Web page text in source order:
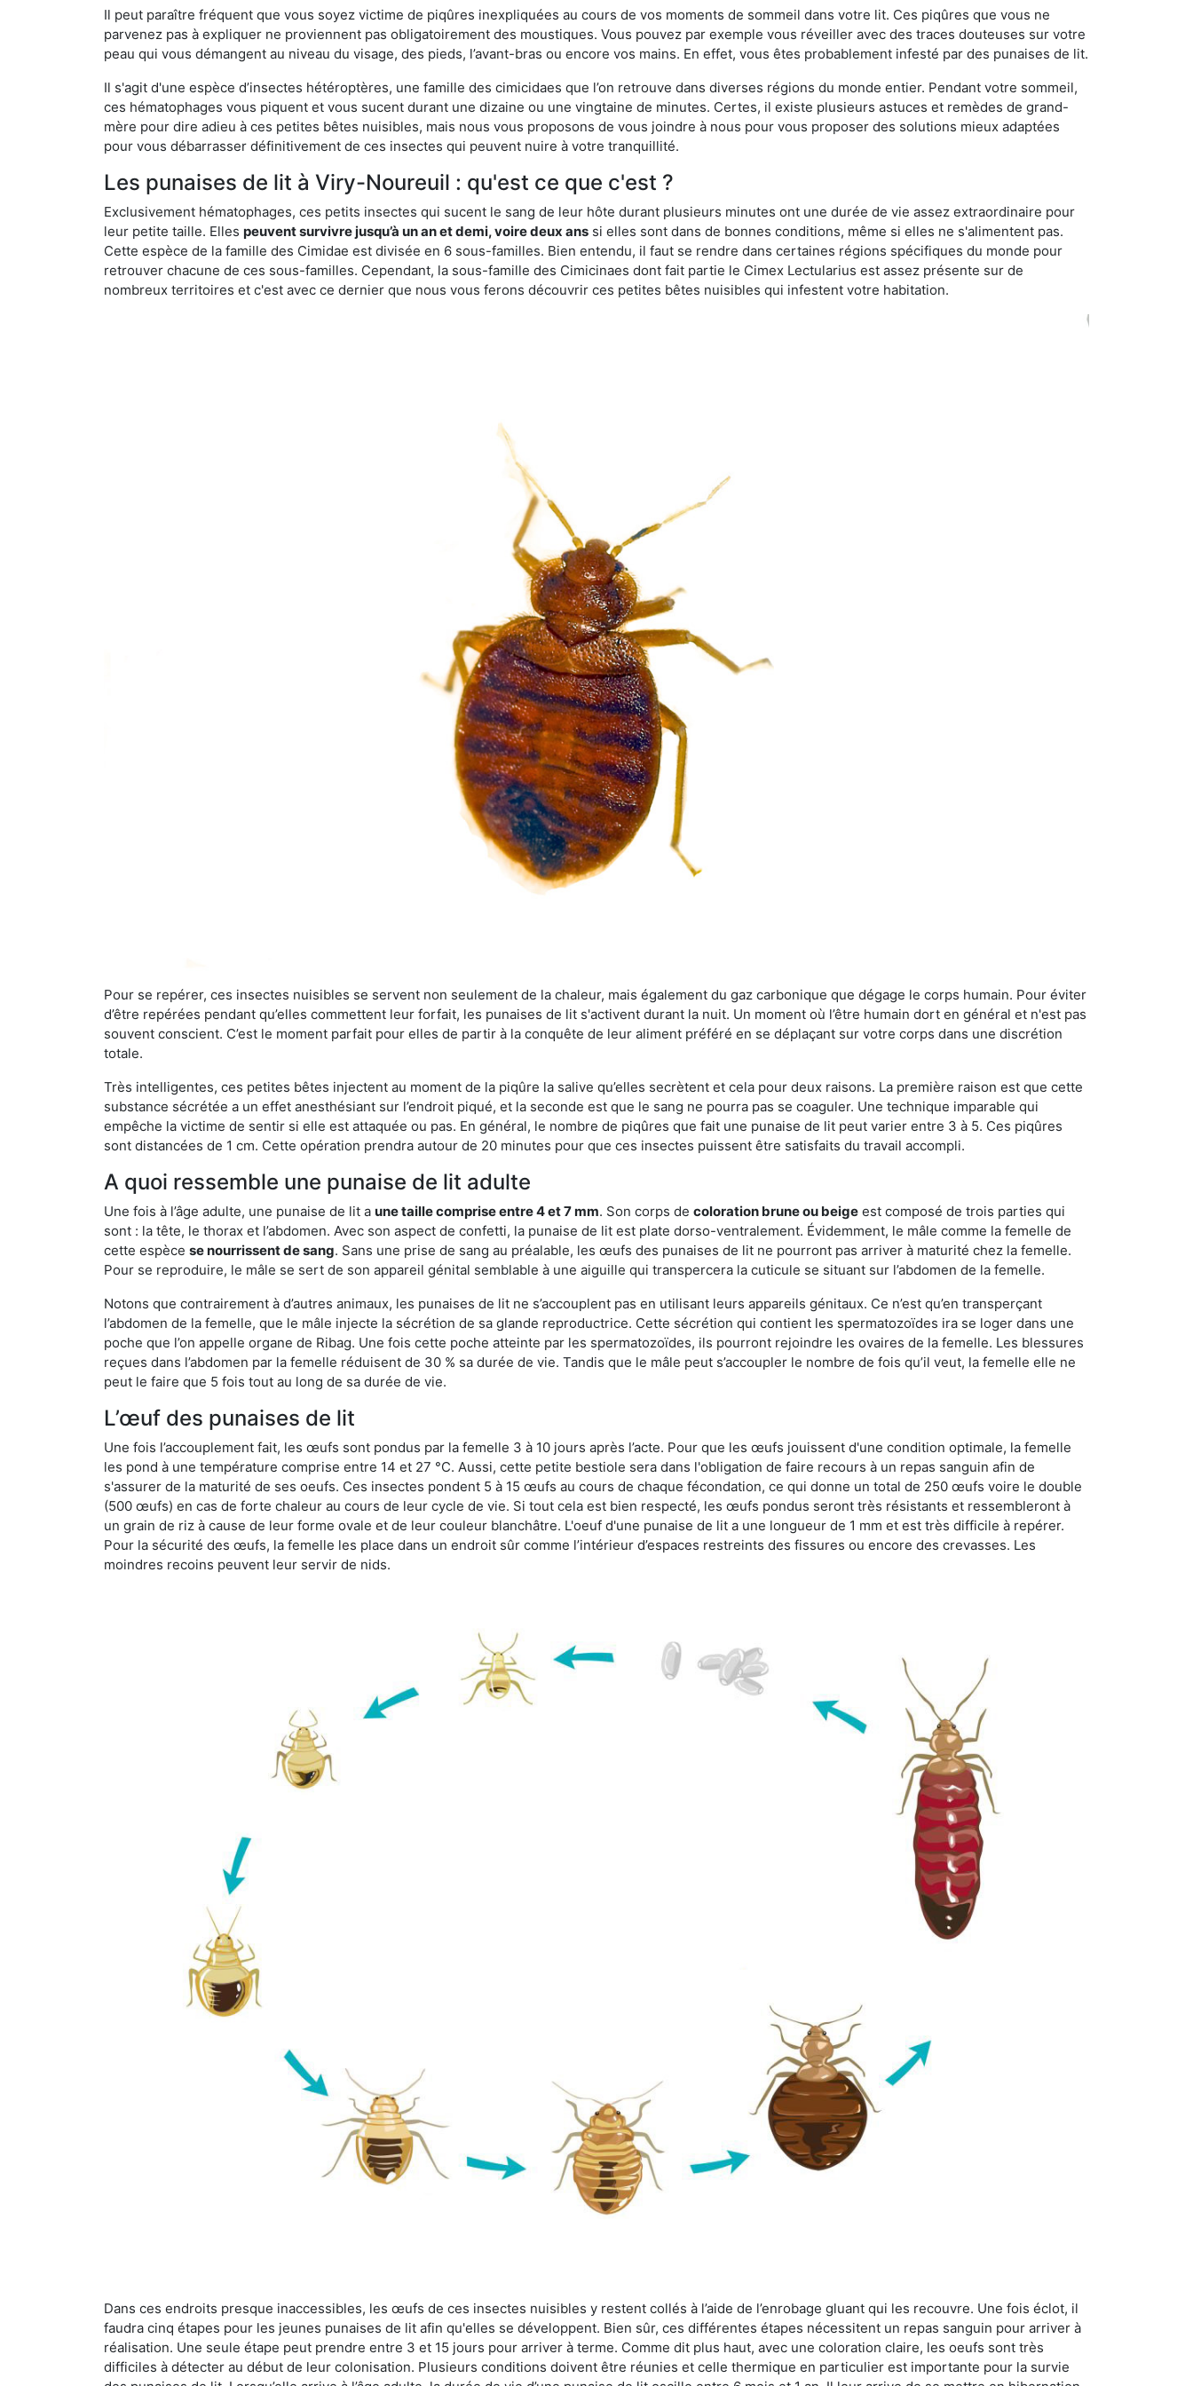
Il peut paraître fréquent que vous soyez victime de piqûres inexpliquées au cours de vos moments de sommeil dans votre lit. Ces piqûres que vous ne
parvenez pas à expliquer ne proviennent pas obligatoirement des moustiques. Vous pouvez par exemple vous réveiller avec des traces douteuses sur votre
peau qui vous démangent au niveau du visage, des pieds, l’avant-bras ou encore vos mains. En effet, vous êtes probablement infesté par des punaises de lit.
Il s'agit d'une espèce d’insectes hétéroptères, une famille des cimicidaes que l’on retrouve dans diverses régions du monde entier. Pendant votre sommeil,
ces hématophages vous piquent et vous sucent durant une dizaine ou une vingtaine de minutes. Certes, il existe plusieurs astuces et remèdes de grand-
mère pour dire adieu à ces petites bêtes nuisibles, mais nous vous proposons de vous joindre à nous pour vous proposer des solutions mieux adaptées
pour vous débarrasser définitivement de ces insectes qui peuvent nuire à votre tranquillité.
Les punaises de lit à Viry-Noureuil : qu'est ce que c'est ?
Exclusivement hématophages, ces petits insectes qui sucent le sang de leur hôte durant plusieurs minutes ont une durée de vie assez extraordinaire pour
leur petite taille. Elles peuvent survivre jusqu’à un an et demi, voire deux ans si elles sont dans de bonnes conditions, même si elles ne s'alimentent pas.
Cette espèce de la famille des Cimidae est divisée en 6 sous-familles. Bien entendu, il faut se rendre dans certaines régions spécifiques du monde pour
retrouver chacune de ces sous-familles. Cependant, la sous-famille des Cimicinaes dont fait partie le Cimex Lectularius est assez présente sur de
nombreux territoires et c'est avec ce dernier que nous vous ferons découvrir ces petites bêtes nuisibles qui infestent votre habitation.
Pour se repérer, ces insectes nuisibles se servent non seulement de la chaleur, mais également du gaz carbonique que dégage le corps humain. Pour éviter
d’être repérées pendant qu’elles commettent leur forfait, les punaises de lit s'activent durant la nuit. Un moment où l’être humain dort en général et n'est pas
souvent conscient. C’est le moment parfait pour elles de partir à la conquête de leur aliment préféré en se déplaçant sur votre corps dans une discrétion
totale.
Très intelligentes, ces petites bêtes injectent au moment de la piqûre la salive qu’elles secrètent et cela pour deux raisons. La première raison est que cette
substance sécrétée a un effet anesthésiant sur l’endroit piqué, et la seconde est que le sang ne pourra pas se coaguler. Une technique imparable qui
empêche la victime de sentir si elle est attaquée ou pas. En général, le nombre de piqûres que fait une punaise de lit peut varier entre 3 à 5. Ces piqûres
sont distancées de 1 cm. Cette opération prendra autour de 20 minutes pour que ces insectes puissent être satisfaits du travail accompli.
A quoi ressemble une punaise de lit adulte
Une fois à l’âge adulte, une punaise de lit a une taille comprise entre 4 et 7 mm. Son corps de coloration brune ou beige est composé de trois parties qui
sont : la tête, le thorax et l’abdomen. Avec son aspect de confetti, la punaise de lit est plate dorso-ventralement. Évidemment, le mâle comme la femelle de
cette espèce se nourrissent de sang. Sans une prise de sang au préalable, les œufs des punaises de lit ne pourront pas arriver à maturité chez la femelle.
Pour se reproduire, le mâle se sert de son appareil génital semblable à une aiguille qui transpercera la cuticule se situant sur l’abdomen de la femelle.
Notons que contrairement à d’autres animaux, les punaises de lit ne s’accouplent pas en utilisant leurs appareils génitaux. Ce n’est qu’en transperçant
l’abdomen de la femelle, que le mâle injecte la sécrétion de sa glande reproductrice. Cette sécrétion qui contient les spermatozoïdes ira se loger dans une
poche que l’on appelle organe de Ribag. Une fois cette poche atteinte par les spermatozoïdes, ils pourront rejoindre les ovaires de la femelle. Les blessures
reçues dans l’abdomen par la femelle réduisent de 30 % sa durée de vie. Tandis que le mâle peut s’accoupler le nombre de fois qu’il veut, la femelle elle ne
peut le faire que 5 fois tout au long de sa durée de vie.
L’œuf des punaises de lit
Une fois l’accouplement fait, les œufs sont pondus par la femelle 3 à 10 jours après l’acte. Pour que les œufs jouissent d'une condition optimale, la femelle
les pond à une température comprise entre 14 et 27 °C. Aussi, cette petite bestiole sera dans l'obligation de faire recours à un repas sanguin afin de
s'assurer de la maturité de ses oeufs. Ces insectes pondent 5 à 15 œufs au cours de chaque fécondation, ce qui donne un total de 250 œufs voire le double
(500 œufs) en cas de forte chaleur au cours de leur cycle de vie. Si tout cela est bien respecté, les œufs pondus seront très résistants et ressembleront à
un grain de riz à cause de leur forme ovale et de leur couleur blanchâtre. L'oeuf d'une punaise de lit a une longueur de 1 mm et est très difficile à repérer.
Pour la sécurité des œufs, la femelle les place dans un endroit sûr comme l’intérieur d’espaces restreints des fissures ou encore des crevasses. Les
moindres recoins peuvent leur servir de nids.
Dans ces endroits presque inaccessibles, les œufs de ces insectes nuisibles y restent collés à l’aide de l’enrobage gluant qui les recouvre. Une fois éclot, il
faudra cinq étapes pour les jeunes punaises de lit afin qu'elles se développent. Bien sûr, ces différentes étapes nécessitent un repas sanguin pour arriver à
réalisation. Une seule étape peut prendre entre 3 et 15 jours pour arriver à terme. Comme dit plus haut, avec une coloration claire, les oeufs sont très
difficiles à détecter au début de leur colonisation. Plusieurs conditions doivent être réunies et celle thermique en particulier est importante pour la survie